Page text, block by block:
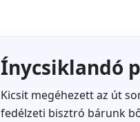
Ínycsiklandó
Kicsit megéhezett az út
fedélzeti bisztró bárunk